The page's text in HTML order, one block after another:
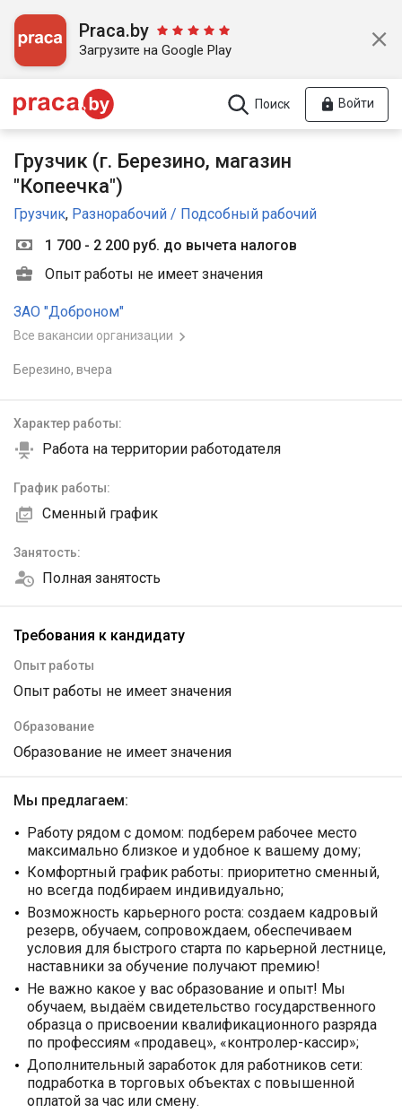
Praca.by
Загрузите на Google Play
Поиск Войти
Грузчик (г. Березино, магазин
"Копеечка")
Грузчик, Разнорабочий / Подсобный рабочий
1 700 - 2 200 руб. до вычета налогов
Опыт работы не имеет значения
ЗАО "Доброном"
Все вакансии организации
Березино, вчера
Характер работы:
Работа на территории работодателя
График работы:
Сменный график
Занятость:
Полная занятость
Требования к кандидату
Опыт работы
Опыт работы не имеет значения
Образование
Образование не имеет значения
Мы предлагаем:
Работу рядом с домом: подберем рабочее место
максимально близкое и удобное к вашему дому;
Комфортный график работы: приоритетно сменный,
но всегда подбираем индивидуально;
Возможность карьерного роста: создаем кадровый
резерв, обучаем, сопровождаем, обеспечиваем
условия для быстрого старта по карьерной лестнице,
наставники за обучение получают премию!
Не важно какое у вас образование и опыт! Мы
обучаем, выдаём свидетельство государственного
образца о присвоении квалификационного разряда
по профессиям «продавец», «контролер-кассир»;
Дополнительный заработок для работников сети:
подработка в торговых объектах с повышенной
оплатой за час или смену.